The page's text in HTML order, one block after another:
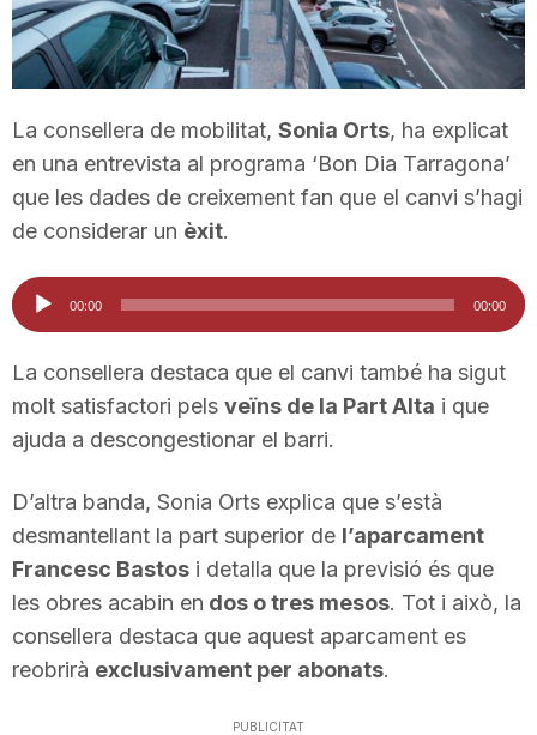
r
r
g
o
n
La consellera de mobilitat, Sonia Orts, ha explicat
en una entrevista al programa ‘Bon Dia Tarragona’
que les dades de creixement fan que el canvi s’hagi
de considerar un èxit.
Reproductor
d'àudio
00:00 00:00
La consellera destaca que el canvi també ha sigut
molt satisfactori pels veïns de la Part Alta i que
ajuda a descongestionar el barri.
D’altra banda, Sonia Orts explica que s’està
desmantellant la part superior de l’aparcament
Francesc Bastos i detalla que la previsió és que
les obres acabin en dos o tres mesos. Tot i això, la
consellera destaca que aquest aparcament es
reobrirà exclusivament per abonats.
PUBLICITAT